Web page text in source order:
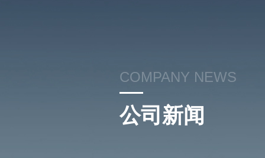
COMPANY NEWS
公司新闻